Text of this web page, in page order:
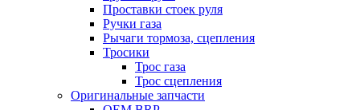
Проставки стоек руля
Ручки газа
Рычаги тормоза, сцепления
Тросики
Трос газа
Трос сцепления
Оригинальные запчасти